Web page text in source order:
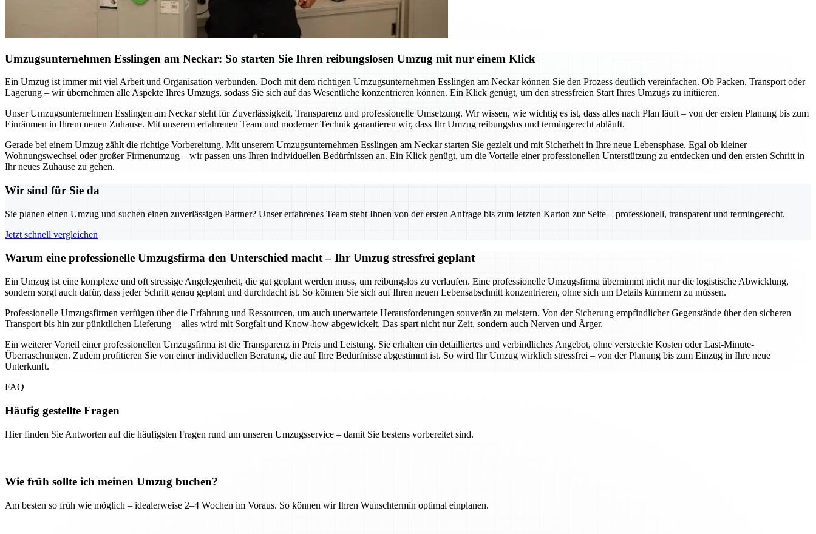
Umzugsunternehmen Esslingen am Neckar: So starten Sie Ihren reibungslosen Umzug mit nur einem Klick
Ein Umzug ist immer mit viel Arbeit und Organisation verbunden. Doch mit dem richtigen Umzugsunternehmen Esslingen am Neckar können Sie den Prozess deutlich vereinfachen. Ob Packen, Transport oder
Lagerung – wir übernehmen alle Aspekte Ihres Umzugs, sodass Sie sich auf das Wesentliche konzentrieren können. Ein Klick genügt, um den stressfreien Start Ihres Umzugs zu initiieren.
Unser Umzugsunternehmen Esslingen am Neckar steht für Zuverlässigkeit, Transparenz und professionelle Umsetzung. Wir wissen, wie wichtig es ist, dass alles nach Plan läuft – von der ersten Planung bis zum
Einräumen in Ihrem neuen Zuhause. Mit unserem erfahrenen Team und moderner Technik garantieren wir, dass Ihr Umzug reibungslos und termingerecht abläuft.
Gerade bei einem Umzug zählt die richtige Vorbereitung. Mit unserem Umzugsunternehmen Esslingen am Neckar starten Sie gezielt und mit Sicherheit in Ihre neue Lebensphase. Egal ob kleiner
Wohnungswechsel oder großer Firmenumzug – wir passen uns Ihren individuellen Bedürfnissen an. Ein Klick genügt, um die Vorteile einer professionellen Unterstützung zu entdecken und den ersten Schritt in
Ihr neues Zuhause zu gehen.
Wir sind für Sie da
Sie planen einen Umzug und suchen einen zuverlässigen Partner? Unser erfahrenes Team steht Ihnen von der ersten Anfrage bis zum letzten Karton zur Seite – professionell, transparent und termingerecht.
Jetzt schnell vergleichen
Warum eine professionelle Umzugsfirma den Unterschied macht – Ihr Umzug stressfrei geplant
Ein Umzug ist eine komplexe und oft stressige Angelegenheit, die gut geplant werden muss, um reibungslos zu verlaufen. Eine professionelle Umzugsfirma übernimmt nicht nur die logistische Abwicklung,
sondern sorgt auch dafür, dass jeder Schritt genau geplant und durchdacht ist. So können Sie sich auf Ihren neuen Lebensabschnitt konzentrieren, ohne sich um Details kümmern zu müssen.
Professionelle Umzugsfirmen verfügen über die Erfahrung und Ressourcen, um auch unerwartete Herausforderungen souverän zu meistern. Von der Sicherung empfindlicher Gegenstände über den sicheren
Transport bis hin zur pünktlichen Lieferung – alles wird mit Sorgfalt und Know-how abgewickelt. Das spart nicht nur Zeit, sondern auch Nerven und Ärger.
Ein weiterer Vorteil einer professionellen Umzugsfirma ist die Transparenz in Preis und Leistung. Sie erhalten ein detailliertes und verbindliches Angebot, ohne versteckte Kosten oder Last-Minute-
Überraschungen. Zudem profitieren Sie von einer individuellen Beratung, die auf Ihre Bedürfnisse abgestimmt ist. So wird Ihr Umzug wirklich stressfrei – von der Planung bis zum Einzug in Ihre neue
Unterkunft.
FAQ
Häufig gestellte Fragen
Hier finden Sie Antworten auf die häufigsten Fragen rund um unseren Umzugsservice – damit Sie bestens vorbereitet sind.
Wie früh sollte ich meinen Umzug buchen?
Am besten so früh wie möglich – idealerweise 2–4 Wochen im Voraus. So können wir Ihren Wunschtermin optimal einplanen.